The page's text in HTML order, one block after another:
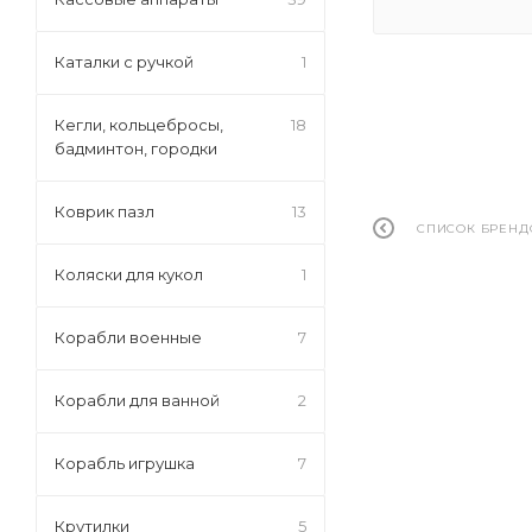
СПИСОК
Каталки с ручкой 1
Кегли, кольцебросы,
бадминтон, городки
18
Коврик пазл 13
Коляски для кукол 1
Корабли военные 7
Корабли для ванной 2
Корабль игрушка 7
Крутилки 5